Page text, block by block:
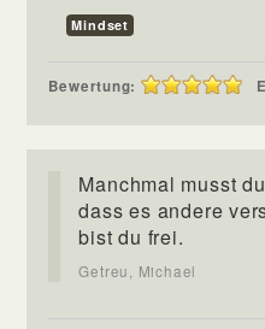
Mindset
Bewertung:
Manchmal musst
dass es andere
bist du frei.
Getreu, Michael